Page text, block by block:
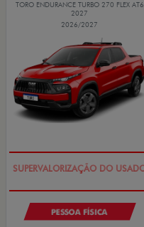
TORO ENDURANCE TURBO 270 FLEX AT6
2027
2026/2027
PESSOA FÍSICA